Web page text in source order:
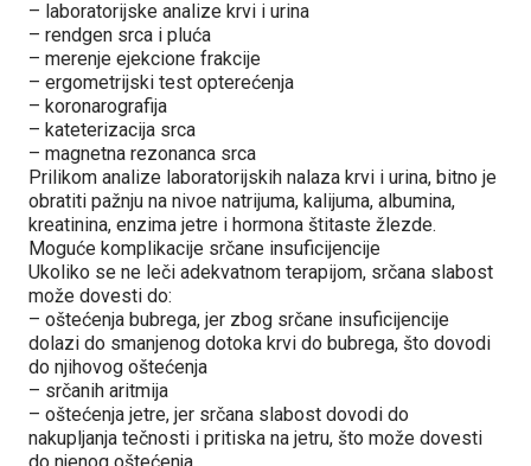
– laboratorijske analize krvi i urina
– rendgen srca i pluća
– merenje ejekcione frakcije
– ergometrijski test opterećenja
– koronarografija
– kateterizacija srca
– magnetna rezonanca srca
Prilikom analize laboratorijskih nalaza krvi i urina, bitno je
obratiti pažnju na nivoe natrijuma, kalijuma, albumina,
kreatinina, enzima jetre i hormona štitaste žlezde.
Moguće komplikacije srčane insuficijencije
Ukoliko se ne leči adekvatnom terapijom, srčana slabost
može dovesti do:
– oštećenja bubrega, jer zbog srčane insuficijencije
dolazi do smanjenog dotoka krvi do bubrega, što dovodi
do njihovog oštećenja
– srčanih aritmija
– oštećenja jetre, jer srčana slabost dovodi do
nakupljanja tečnosti i pritiska na jetru, što može dovesti